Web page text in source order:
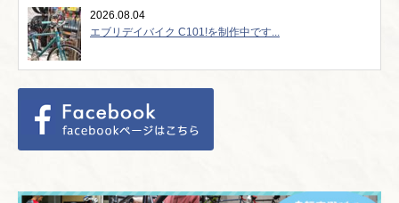
2026.08.04
エブリデイバイク C101!を制作中です...